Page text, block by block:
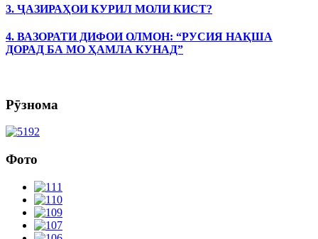
3. ҶАЗИРАҲОИ КУРИЛ МОЛИ КИСТ?
4. ВАЗОРАТИ ДИФОИ ОЛМОН: “РУСИЯ НАҚША
ДОРАД БА МО ҲАМЛА КУНАД”
Рӯзнома
Фото